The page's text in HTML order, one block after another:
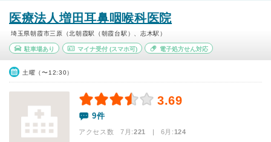
医療法人増田耳鼻咽喉科医院
埼玉県朝霞市三原（北朝霞駅（朝霞台駅）、志木駅）
駐車場あり マイナ受付(スマホ可) 電子処方せん対応
土曜（〜12:30）
3.69
9件
アクセス数 7月:221 | 6月:124